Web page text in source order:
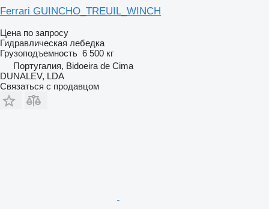
Ferrari GUINCHO_TREUIL_WINCH
Цена по запросу
Гидравлическая лебедка
Грузоподъемность 6 500 кг
Португалия, Bidoeira de Cima
DUNALEV, LDA
Связаться с продавцом